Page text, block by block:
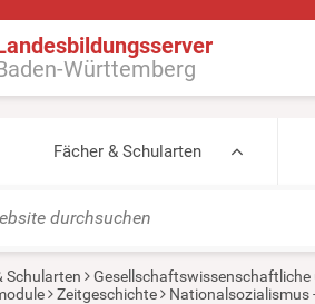
Württemberg
Fächer & Schularten
Schularten
Zeitgeschichte Nationalsozialismus